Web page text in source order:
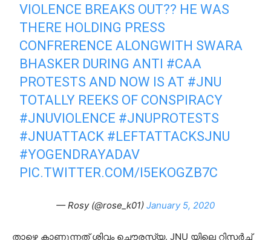
VIОLENCE BREAKS OUT?? HE WAS
THERE HOLDING PRESS
CONFRERENCE ALONGWITH SWARA
BHASKER DURING ANTI #CAA
PROTESTS AND NOW IS AT #JNU
TOTALLY REEKS OF CONSPIRACY
#JNUVIOLENCE #JNUPROTESTS
#JNUATTACK #LEFTATTACKSJNU
#YOGENDRAYADAV
PIC.TWITTER.COM/I5EKOGZB7C
— Rosy (@rose_k01) January 5, 2020
താഴെ കാണുന്നത് ശിവം ചൌരസ്യ. JNU യിലെ റിസർച്ച്